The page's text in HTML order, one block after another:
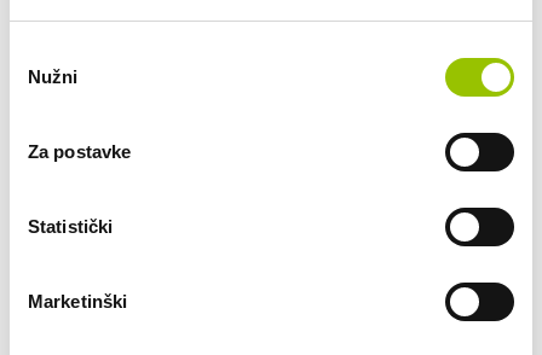
pristanka
Nužni
Za postavke
Statistički
Marketinški
17083/ZG5802KS